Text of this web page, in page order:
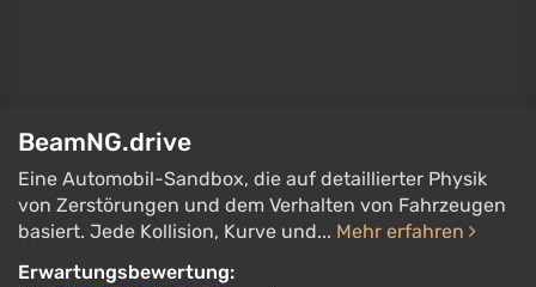
BeamNG.drive
Eine Automobil-Sandbox, die auf detaillierter Physik
von Zerstörungen und dem Verhalten von Fahrzeugen
basiert. Jede Kollision, Kurve und... Mehr erfahren
Erwartungsbewertung: